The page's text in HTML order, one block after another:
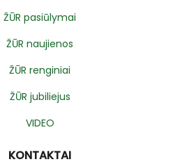
ŽŪR pasiūlymai
ŽŪR naujienos
ŽŪR renginiai
ŽŪR jubiliejus
VIDEO
KONTAKTAI